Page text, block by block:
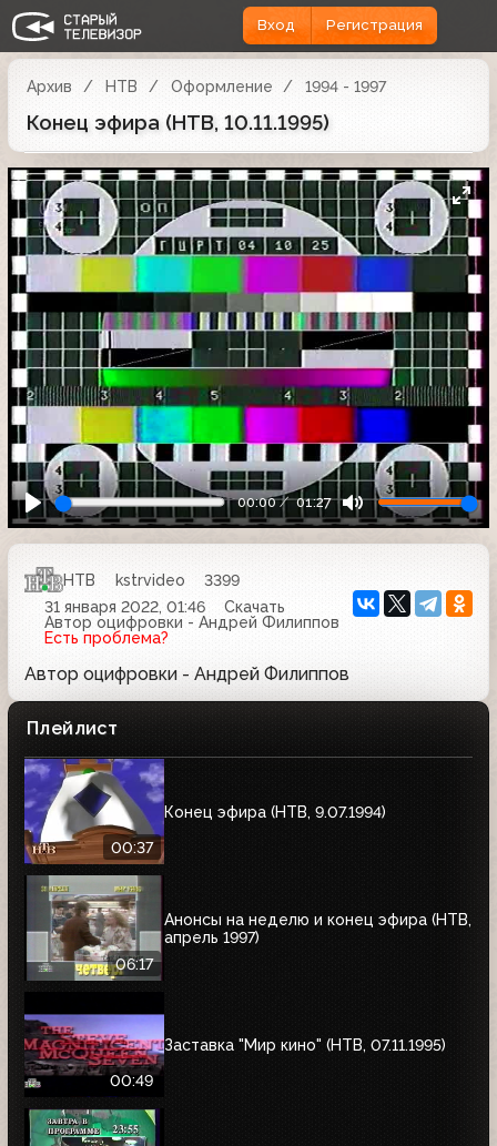
Вход Регистрация
Архив НТВ Оформление 1994 - 1997
Конец эфира (НТВ, 10.11.1995)
00:00 01:27
НТВ kstrvideo
3399
31 января 2022, 01:46
Скачать
Автор оцифровки - Андрей Филиппов
Есть проблема?
Автор оцифровки - Андрей Филиппов
Плейлист
00:37
Конец эфира (HTB, 9.07.1994)
06:17
Анонсы на неделю и конец эфира (НТВ,
апрель 1997)
00:49
Заставка "Мир кино" (НТВ, 07.11.1995)